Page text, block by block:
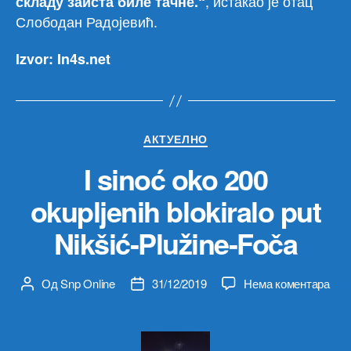
Слободан Радојевић.
Izvor: In4s.net
Категорије
АКТУЕЛНО
I sinoć oko 200
okupljenih blokiralo put
Nikšić-Plužine-Foča
Аутор
ОдSnp Online
Датум31/12/2019 Нема коментарана